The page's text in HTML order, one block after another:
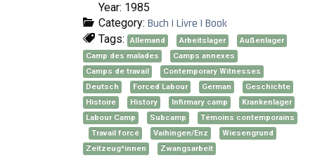
Year: 1985
Category: Buch | Livre | Book
Tags: Allemand Arbeitslager
Außenlager
Camp des malades
Camps annexes
Camps de travail
Contemporary Witnesses
Deutsch
Forced Labour German
Geschichte
Histoire
History Infirmary camp
Krankenlager
Labour Camp
Subcamp
Témoins contemporains
Travail forcé
Vaihingen/Enz
Wiesengrund
Zeitzeug*innen
Zwangsarbeit